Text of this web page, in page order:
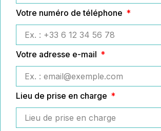
Votre numéro de téléphone
Votre adresse e-mail
Lieu de prise en charge